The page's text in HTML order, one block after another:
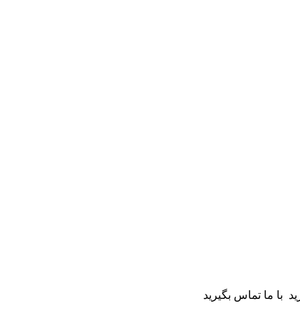
با ما تماس بگیرید